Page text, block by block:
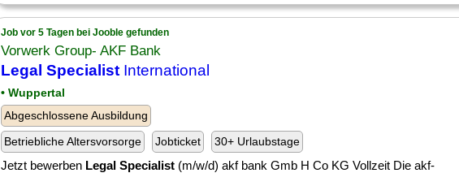
Job vor 5 Tagen bei Jooble gefunden
Vorwerk Group- AKF Bank
Legal Specialist International
• Wuppertal
Abgeschlossene Ausbildung
Betriebliche Altersvorsorge
Jobticket 30+ Urlaubstage
Jetzt bewerben Legal Specialist (m/w/d) akf bank Gmb H Co KG Vollzeit Die akf-